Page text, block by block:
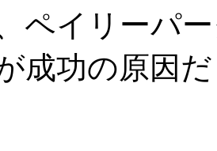
ペイリーパ
成功の原因